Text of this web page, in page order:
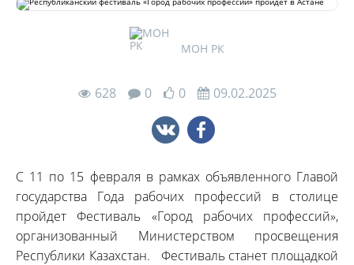
МОН РК
628 0 0 09.02.2025
С 11 по 15 февраля в рамках объявленного Главой
государства Года рабочих профессий в столице
пройдет Фестиваль «Город рабочих профессий»,
организованный Министерством просвещения
Республики Казахстан. Фестиваль станет площадкой